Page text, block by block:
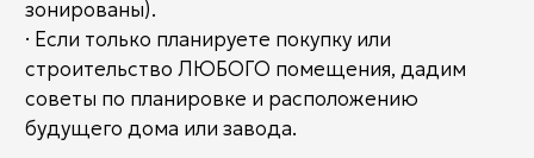
ЭКСКИЗНЫЙ ПРОЕКТ
строительство: дом, квартира, завод, офис,
общественное здание.